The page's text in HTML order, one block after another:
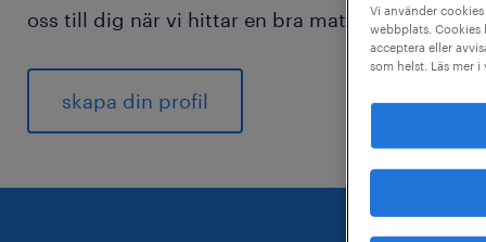
oss till dig när vi hittar en bra match för dig.
skapa din profil
Vi använder
webbplats. Cookies
acceptera eller
som helst. Läs mer i